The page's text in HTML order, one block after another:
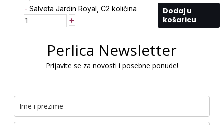
- Salveta Jardin Royal, C2 količina
+
Dodaj u
košaricu
Perlica Newsletter
Prijavite se za novosti i posebne ponude!